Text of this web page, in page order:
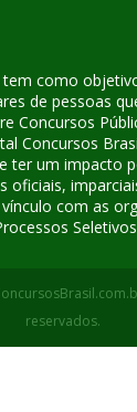
tem como
de pessoas
Concursos
Concursos
ter um impacto
oficiais,
com as
reservados.